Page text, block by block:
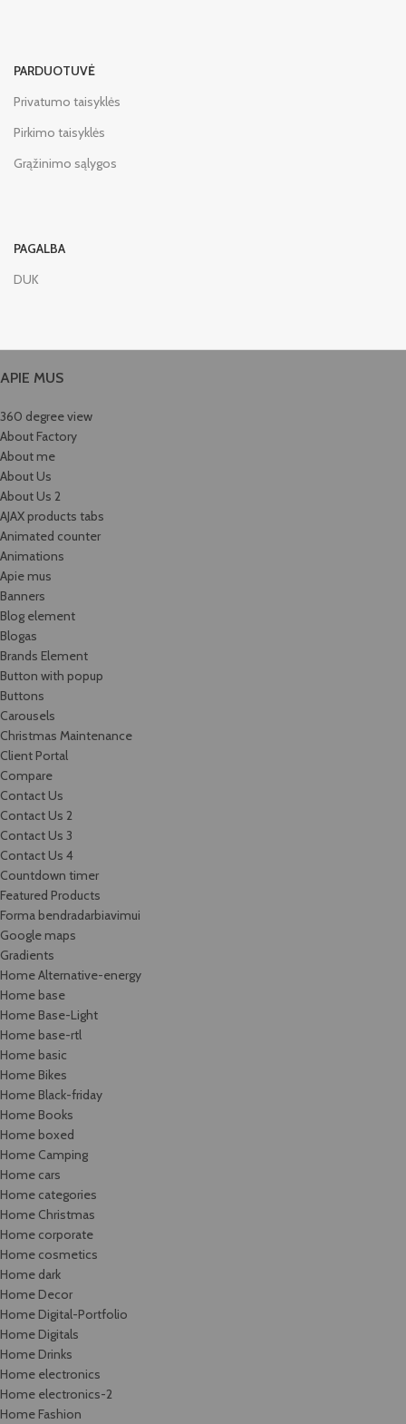
PARDUOTUVĖ
Privatumo taisyklės
Pirkimo taisyklės
Grąžinimo sąlygos
PAGALBA
DUK
APIE MUS
360 degree view
About Factory
About me
About Us
About Us 2
AJAX products tabs
Animated counter
Animations
Apie mus
Banners
Blog element
Blogas
Brands Element
Button with popup
Buttons
Carousels
Christmas Maintenance
Client Portal
Compare
Contact Us
Contact Us 2
Contact Us 3
Contact Us 4
Countdown timer
Featured Products
Forma bendradarbiavimui
Google maps
Gradients
Home Alternative-energy
Home base
Home Base-Light
Home base-rtl
Home basic
Home Bikes
Home Black-friday
Home Books
Home boxed
Home Camping
Home cars
Home categories
Home Christmas
Home corporate
Home cosmetics
Home dark
Home Decor
Home Digital-Portfolio
Home Digitals
Home Drinks
Home electronics
Home electronics-2
Home Fashion